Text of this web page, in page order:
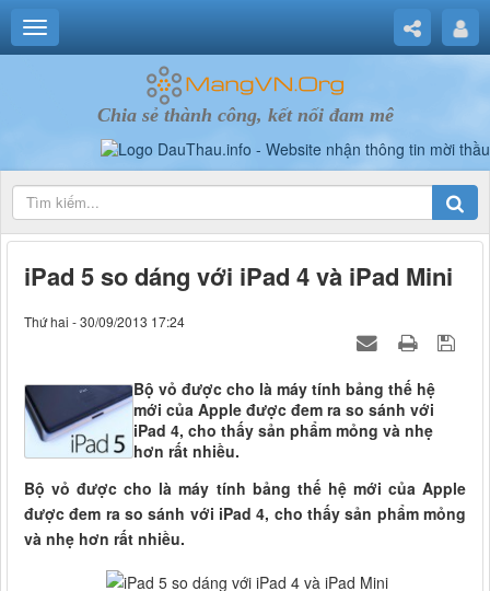
Chia sẻ thành công, kết nối đam mê
iPad 5 so dáng với iPad 4 và iPad Mini
Thứ hai - 30/09/2013 17:24
Bộ vỏ được cho là máy tính bảng thế hệ
mới của Apple được đem ra so sánh với
iPad 4, cho thấy sản phẩm mỏng và nhẹ
hơn rất nhiều.
Bộ vỏ được cho là máy tính bảng thế hệ mới của Apple
được đem ra so sánh với iPad 4, cho thấy sản phẩm mỏng
và nhẹ hơn rất nhiều.